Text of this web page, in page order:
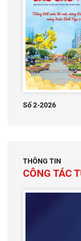
Số 2-2026
THÔNG TIN
CÔNG TÁC